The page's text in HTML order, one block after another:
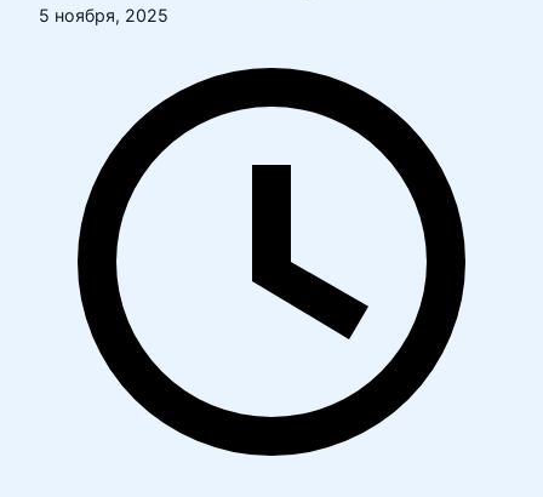
5 ноября, 2025